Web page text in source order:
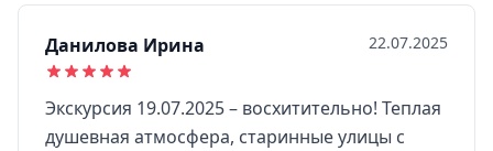
Данилова Ирина 22.07.2025
Экскурсия 19.07.2025 – восхитительно! Теплая
душевная атмосфера, старинные улицы с